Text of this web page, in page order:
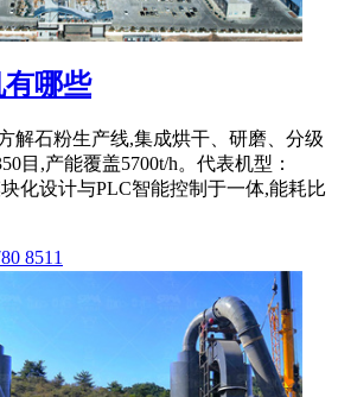
哪些
解石粉生产线,集成烘干、研磨、分级
目,产能覆盖5700t/h。代表机型：
化设计与PLC智能控制于一体,能耗比
8511